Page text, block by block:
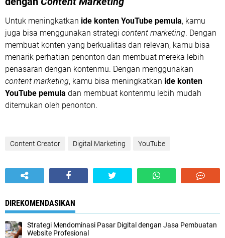
Untuk meningkatkan ide konten YouTube pemula, kamu
juga bisa menggunakan strategi content marketing. Dengan
membuat konten yang berkualitas dan relevan, kamu bisa
menarik perhatian penonton dan membuat mereka lebih
penasaran dengan kontenmu. Dengan menggunakan
content marketing, kamu bisa meningkatkan ide konten
YouTube pemula dan membuat kontenmu lebih mudah
ditemukan oleh penonton.
Content Creator Digital Marketing YouTube
DIREKOMENDASIKAN
Strategi Mendominasi Pasar Digital dengan Jasa Pembuatan
Website Profesional